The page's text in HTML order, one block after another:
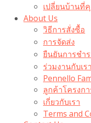
เปลี่ยนบ้านที่
About Us
วิธีการสั่งซื้อ
การจัดส่ง
ยืนยันการชำร
ร่วมงานกับเรา
Pennello
ลูกค้าโครงก
เกี่ยวกับเรา
Terms and